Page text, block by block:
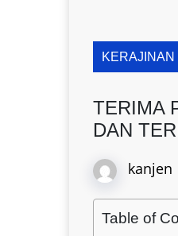
KERAJINAN
TERIMA
DAN
kanjen
Table of